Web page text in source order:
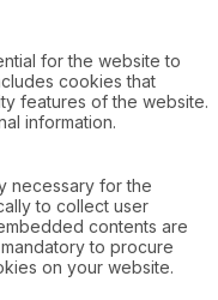
for the website to
cookies that
features of the website.
information.
necessary for the
to collect user
contents are
to procure
on your website.